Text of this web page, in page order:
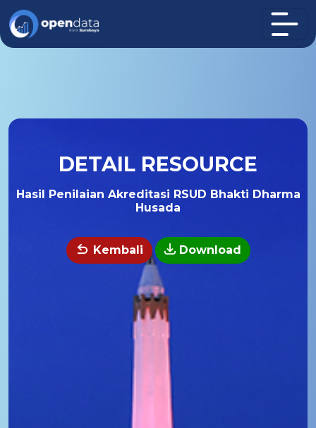
DETAIL RESOURCE
Hasil Penilaian Akreditasi RSUD Bhakti Dharma
Husada
Kembali Download